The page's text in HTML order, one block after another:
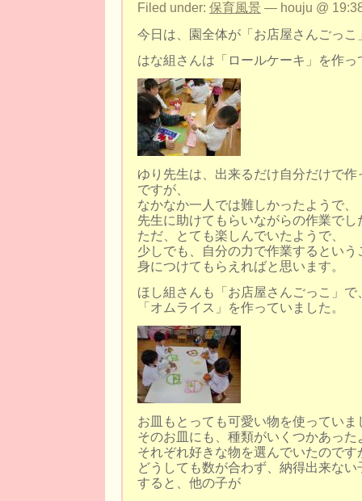
Filed under: 保育風景 — houju @
今日は、園全体が「お店屋さんごっこ
はな組さんは「ロールケーキ」を作っ
ゆり先生は、出来るだけ自分だけで
ですが、
なかなか一人では難しかったようで、
先生に助けてもらいながらの作業でし
ただ、とても楽しんでいたようで、
少しでも、自分の力で作業するという
身につけてもらえればと思います。
ほし組さんも「お店屋さんごっこ」で
「オムライス」を作っていました。
お皿もとっても可愛い物を使っていま
そのお皿にも、種類がいくつかあった
それぞれ好きな物を選んでいたのです
どうしても数が合わず、納得出来な
すると、他の子が